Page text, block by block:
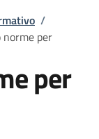
/
norme per
per